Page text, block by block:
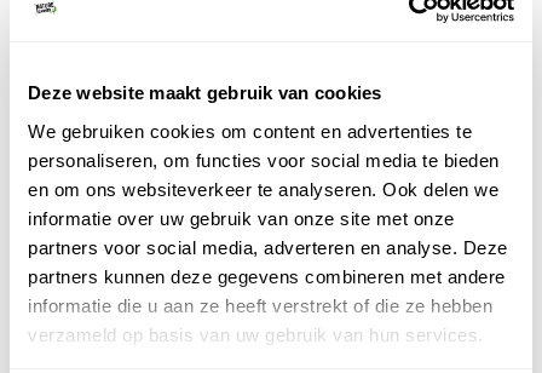
Deze website maakt gebruik van cookies
We gebruiken cookies om content en advertenties te
personaliseren, om functies voor social media te bieden
en om ons websiteverkeer te analyseren. Ook delen we
informatie over uw gebruik van onze site met onze
partners voor social media, adverteren en analyse. Deze
partners kunnen deze gegevens combineren met andere
informatie die u aan ze heeft verstrekt of die ze hebben
verzameld op basis van uw gebruik van hun services.
een wereldstad. Bekijk de tips van reisjournalist
BEKIJK
Kopermijn in Falun
Bezoek de kopermijn in Falun, de diepste mijn van
Zweden. Er wordt meer zwavel, zink en lood
gevonden. De mijn staat op de Werelderfgoedlijst
van...
BEKIJK
Wandelen in de Pyreneeën